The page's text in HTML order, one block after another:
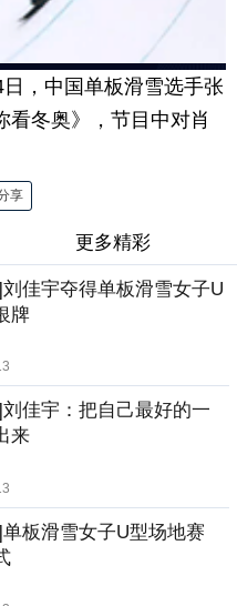
，中国单板滑雪选手张
看冬奥》，节目中对肖
享
更多精彩
佳宇夺得单板滑雪女子U
牌
佳宇：把自己最好的一
来
板滑雪女子U型场地赛